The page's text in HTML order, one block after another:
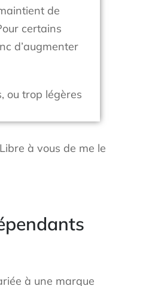
de
certains
d’augmenter
ou trop légères
à vous de me le
à une marque